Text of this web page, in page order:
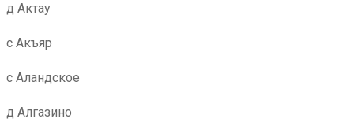
д Актау
с Акъяр
с Аландское
д Алгазино